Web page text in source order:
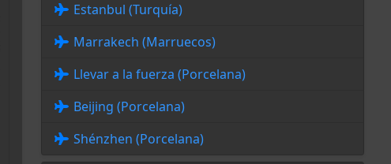
Estanbul (Turquía)
Marrakech (Marruecos)
Llevar a la fuerza (Porcelana)
Beijing (Porcelana)
Shénzhen (Porcelana)